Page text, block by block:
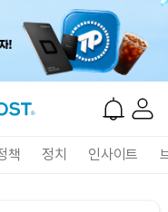
책 정치 인사이트
₩1,449(-2.80%)
₩ 104,482(-0.08%)
466.4(+0.17%)
₩ 77,832(-2.83%)